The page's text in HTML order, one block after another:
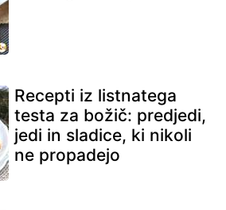
Recepti iz listnatega
testa za božič: predjedi,
jedi in sladice, ki nikoli
ne propadejo